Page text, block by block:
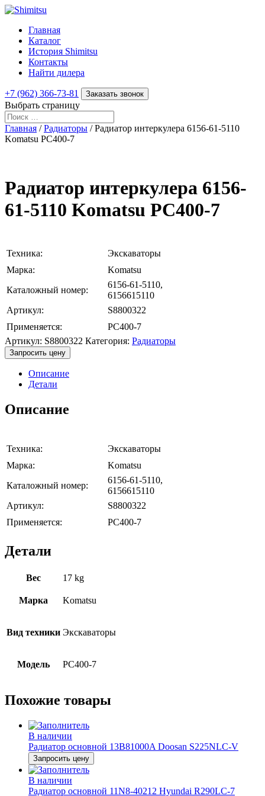
Главная
Каталог
История Shimitsu
Контакты
Найти дилера
+7 (962) 366-73-81 Заказать звонок
Выбрать страницу
Главная /Радиаторы / Радиатор интеркулера 6156-61-5110
Komatsu PC400-7
Радиатор интеркулера 6156-
61-5110 Komatsu PC400-7
Техника:
Экскаваторы
Марка:
Komatsu
Каталожный номер:
6156-61-5110,
6156615110
Артикул:
S8800322
Применяется:
PC400-7
Артикул: S8800322 Категория: Радиаторы
Запросить цену
Описание
Детали
Описание
Техника:
Экскаваторы
Марка:
Komatsu
Каталожный номер:
6156-61-5110,
6156615110
Артикул:
S8800322
Применяется:
PC400-7
Детали
Вес 17 kg
Марка Komatsu
Вид техники Экскаваторы
Модель PC400-7
Похожие товары
В наличии
Радиатор основной 13B81000A Doosan S225NLC-V
Запросить цену
В наличии
Радиатор основной 11N8-40212 Hyundai R290LC-7